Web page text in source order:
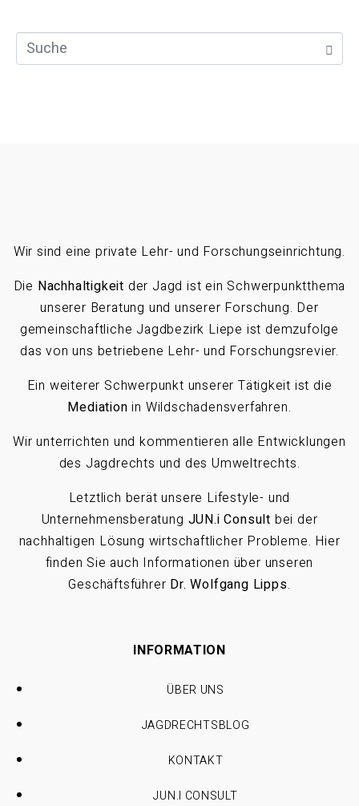
Wir sind eine private Lehr- und Forschungseinrichtung.
Die Nachhaltigkeit der Jagd ist ein Schwerpunktthema
unserer Beratung und unserer Forschung. Der
gemeinschaftliche Jagdbezirk Liepe ist demzufolge
das von uns betriebene Lehr- und Forschungsrevier.
Ein weiterer Schwerpunkt unserer Tätigkeit ist die
Mediation in Wildschadensverfahren.
Wir unterrichten und kommentieren alle Entwicklungen
des Jagdrechts und des Umweltrechts.
Letztlich berät unsere Lifestyle- und
Unternehmensberatung JUN.i Consult bei der
nachhaltigen Lösung wirtschaftlicher Probleme. Hier
finden Sie auch Informationen über unseren
Geschäftsführer Dr. Wolfgang Lipps.
INFORMATION
ÜBER UNS
JAGDRECHTSBLOG
KONTAKT
JUN.I CONSULT